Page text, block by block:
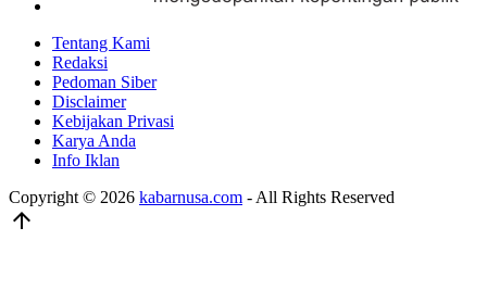
Tentang Kami
Redaksi
Pedoman Siber
Disclaimer
Kebijakan Privasi
Karya Anda
Info Iklan
Copyright © 2026 kabarnusa.com - All Rights Reserved
arrow_upward